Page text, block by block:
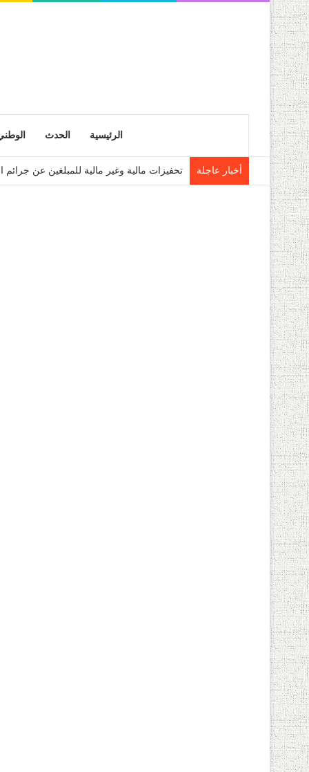
الرئيسية الحدث
أخبار عاجلة تحفيزات مالية وغير مالية للمبلغين عن جرائم